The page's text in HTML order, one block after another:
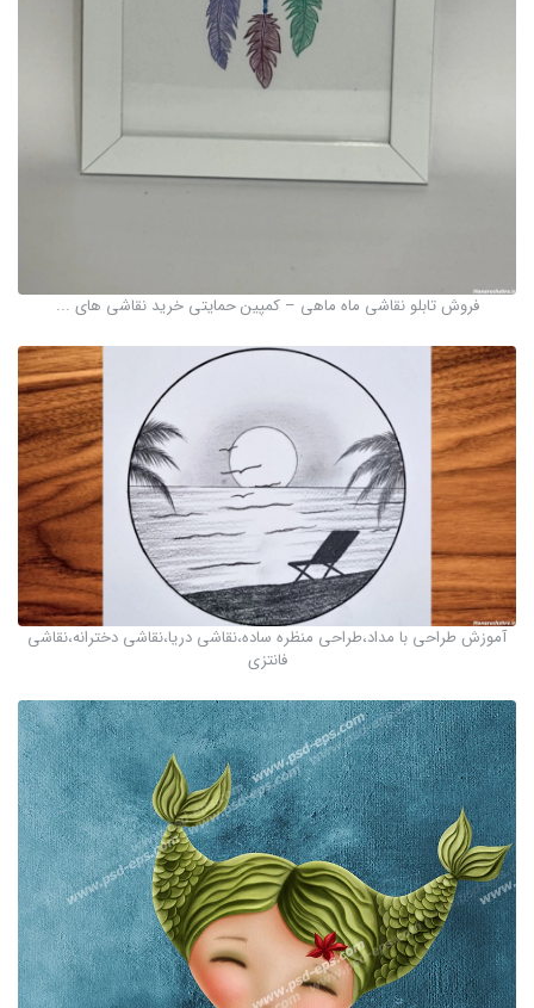
فروش تابلو نقاشی ماه ماهی – کمپین حمایتی خرید نقاشی های ...
آموزش طراحی با مداد،طراحی منظره ساده،نقاشی دریا،نقاشی دخترانه،نقاشی
فانتزی